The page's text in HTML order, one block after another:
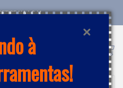
à
NA LOJA